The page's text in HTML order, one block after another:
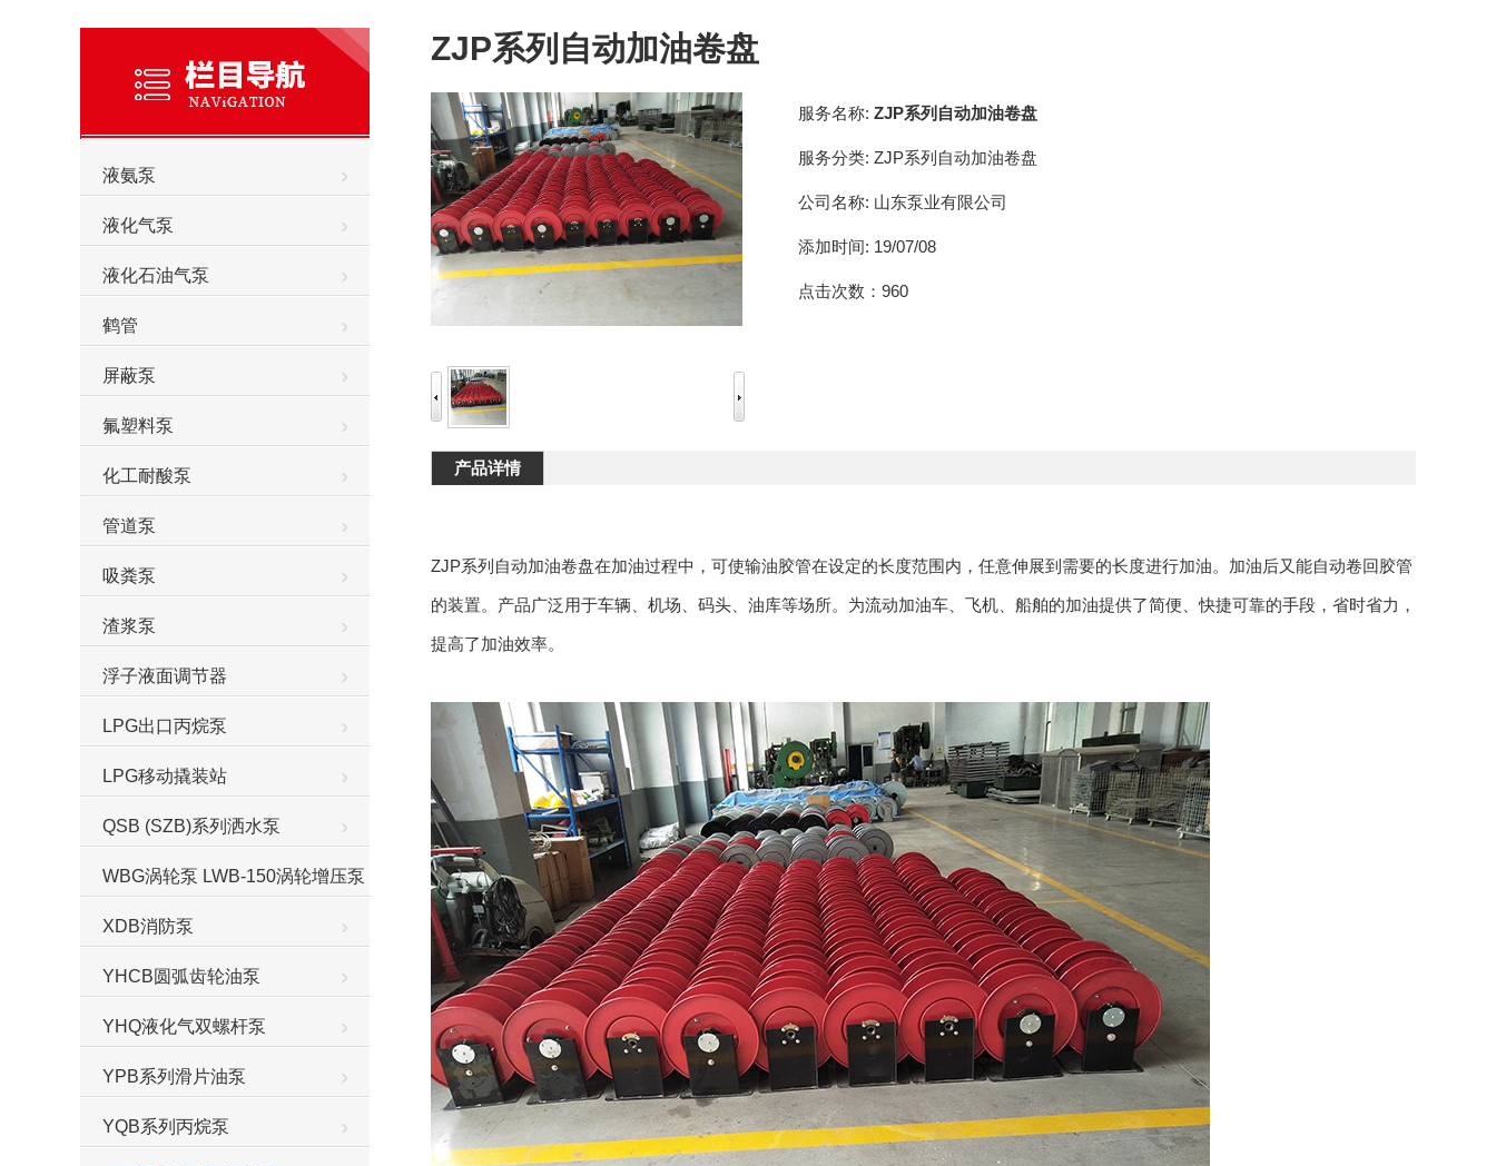
液氨泵
液化气泵
液化石油气泵
鹤管
屏蔽泵
氟塑料泵
化工耐酸泵
管道泵
吸粪泵
渣浆泵
浮子液面调节器
LPG出口丙烷泵
LPG移动撬装站
QSB (SZB)系列洒水泵
WBG涡轮泵 LWB-150涡轮增压泵
XDB消防泵
YHCB圆弧齿轮油泵
YHQ液化气双螺杆泵
YPB系列滑片油泵
YQB系列丙烷泵
ZJP系列自动加油卷盘
服务名称: ZJP系列自动加油卷盘
服务分类: ZJP系列自动加油卷盘
公司名称: 山东泵业有限公司
添加时间: 19/07/08
点击次数： 960
产品详情
ZJP系列自动加油卷盘在加油过程中，可使输油胶管在设定的长度范围内，任意伸展到需要的长度进行加油。加油后又能自动卷回胶管
的装置。产品广泛用于车辆、机场、码头、油库等场所。为流动加油车、飞机、船舶的加油提供了简便、快捷可靠的手段，省时省力，
提高了加油效率。